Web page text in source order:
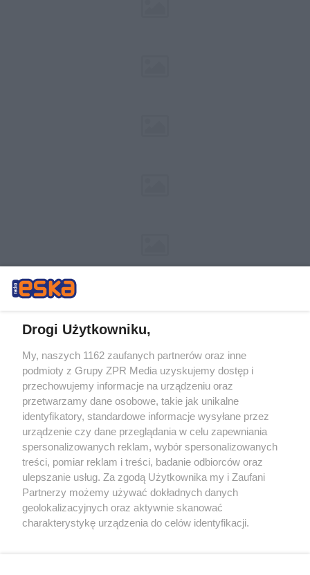
Żaden utwór zamieszczony w serwisie nie może być powielany i
rozpowszechniany lub dalej rozpowszechniany w jakikolwiek sposób (w
tym także elektroniczny lub mechaniczny) na jakimkolwiek polu
eksploatacji w jakiejkolwiek formie, włącznie z umieszczaniem w
Internecie bez pisemnej zgody właściciela praw. Jakiekolwiek użycie lub
wykorzystanie utworów w całości lub w części z naruszeniem prawa,
tzn. bez właściwej zgody, jest zabronione pod groźbą kary i może być
ścigane prawnie.
Drogi Użytkowniku,
My, naszych 1162 zaufanych partnerów oraz inne
podmioty z Grupy ZPR Media uzyskujemy dostęp i
przechowujemy informacje na urządzeniu oraz
przetwarzamy dane osobowe, takie jak unikalne
identyfikatory, standardowe informacje wysyłane przez
urządzenie czy dane przeglądania w celu zapewniania
spersonalizowanych reklam, wybór spersonalizowanych
treści, pomiar reklam i treści, badanie odbiorców oraz
ulepszanie usług. Za zgodą Użytkownika my i Zaufani
Partnerzy możemy używać dokładnych danych
geolokalizacyjnych oraz aktywnie skanować
charakterystykę urządzenia do celów identyfikacji.